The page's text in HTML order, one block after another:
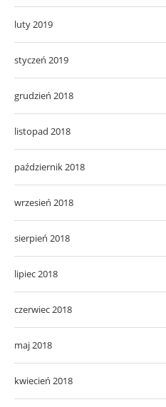
luty 2019
styczeń 2019
grudzień 2018
listopad 2018
październik 2018
wrzesień 2018
sierpień 2018
lipiec 2018
czerwiec 2018
maj 2018
kwiecień 2018